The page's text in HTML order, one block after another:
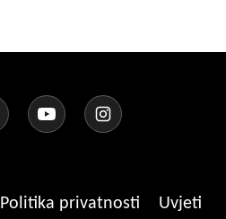
Politika privatnosti
Uvjeti